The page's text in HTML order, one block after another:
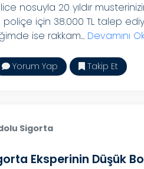
nosuyla 20 yıldır
poliçe için 38.000 TL talep
ise rakkam... Devamını
Yorum Yap Takip Et
Sigorta
Eksperinin Düşük